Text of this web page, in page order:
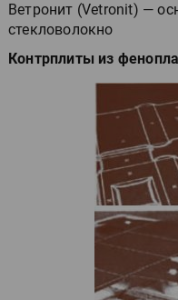
Ветронит (Vetronit) —
стекловолокно
Контрплиты из